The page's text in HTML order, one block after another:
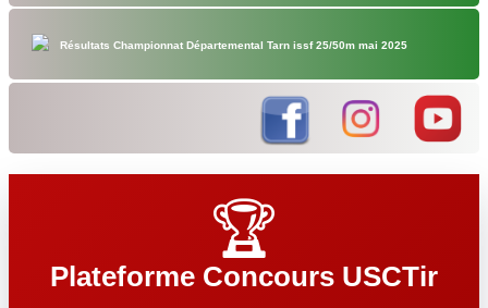
Résultats Championnat Départemental Tarn issf 25/50m mai 2025
🏆
Plateforme Concours USCTir